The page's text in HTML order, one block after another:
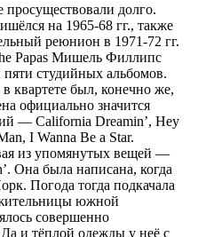
просуществовали долго.
на 1965-68 гг., также
реюнион в 1971-72 гг.
Papas Мишель Филлипс
пяти студийных альбомов.
квартете был, конечно же,
официально значится
— California Dreamin’, Hey
I Wanna Be a Star.
из упомянутых вещей —
Она была написана, когда
Погода тогда подкачала
южной
совершенно
и тёплой одежды у неё с